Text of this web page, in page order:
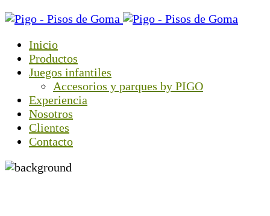
Inicio
Productos
Juegos infantiles
Accesorios y parques by PIGO
Experiencia
Nosotros
Clientes
Contacto